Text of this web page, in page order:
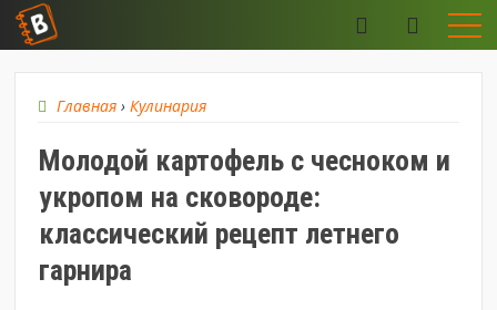
Главная ›Кулинария
Молодой картофель с чесноком и
укропом на сковороде:
классический рецепт летнего
гарнира